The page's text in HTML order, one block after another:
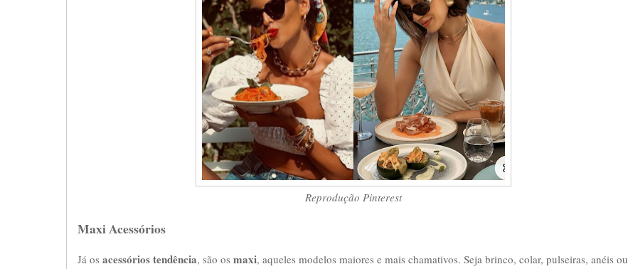
Reprodução Pinterest
Maxi Acessórios
Já os acessórios tendência, são os maxi, aqueles modelos maiores e mais chamativos. Seja brinco, colar, pulseiras, anéis ou